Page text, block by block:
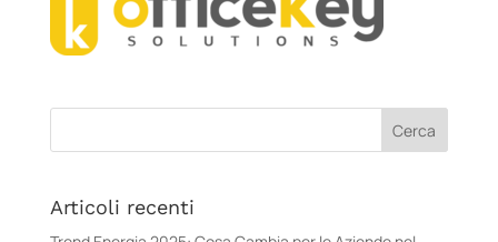
Articoli recenti